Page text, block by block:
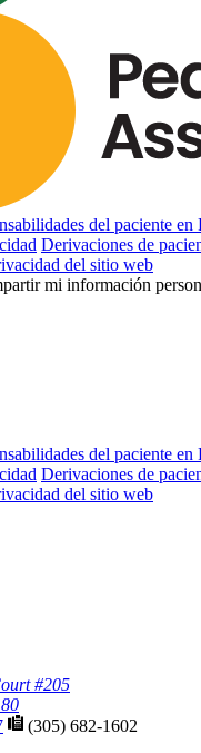
del paciente en
Derivaciones de
del sitio web
mi información
del paciente en
Derivaciones de
del sitio web
#205
(305) 682-1602